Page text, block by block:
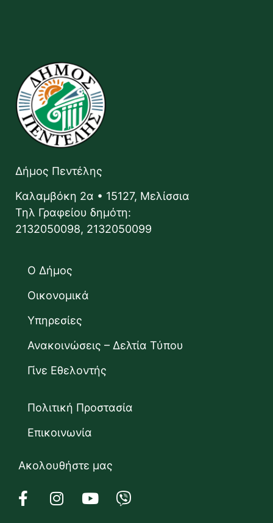
Δήμος Πεντέλης
Καλαμβόκη 2α • 15127, Μελίσσια
Τηλ Γραφείου δημότη:
2132050098, 2132050099
Ο Δήμος
Οικονομικά
Υπηρεσίες
Ανακοινώσεις – Δελτία Τύπου
Γίνε Εθελοντής
Πολιτική Προστασία
Επικοινωνία
Ακολουθήστε μας